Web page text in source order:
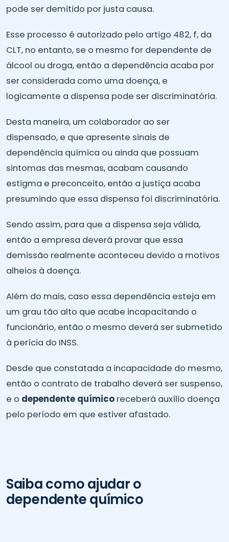
pode ser demitido por justa causa.
Esse processo é autorizado pelo artigo 482, f, da
CLT, no entanto, se o mesmo for dependente de
álcool ou droga, então a dependência acaba por
ser considerada como uma doença, e
logicamente a dispensa pode ser discriminatória.
Desta maneira, um colaborador ao ser
dispensado, e que apresente sinais de
dependência química ou ainda que possuam
sintomas das mesmas, acabam causando
estigma e preconceito, então a justiça acaba
presumindo que essa dispensa foi discriminatória.
Sendo assim, para que a dispensa seja válida,
então a empresa deverá provar que essa
demissão realmente aconteceu devido a motivos
alheios à doença.
Além do mais, caso essa dependência esteja em
um grau tão alto que acabe incapacitando o
funcionário, então o mesmo deverá ser submetido
à perícia do INSS.
Desde que constatada a incapacidade do mesmo,
então o contrato de trabalho deverá ser suspenso,
e o dependente químico receberá auxílio doença
pelo período em que estiver afastado.
Saiba como ajudar o
dependente químico